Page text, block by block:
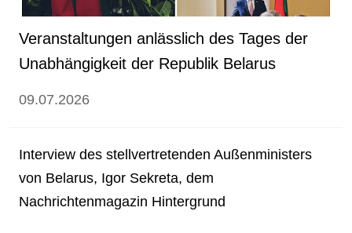
Veranstaltungen anlässlich des Tages der
Unabhängigkeit der Republik Belarus
09.07.2026
Interview des stellvertretenden Außenministers
von Belarus, Igor Sekreta, dem
Nachrichtenmagazin Hintergrund